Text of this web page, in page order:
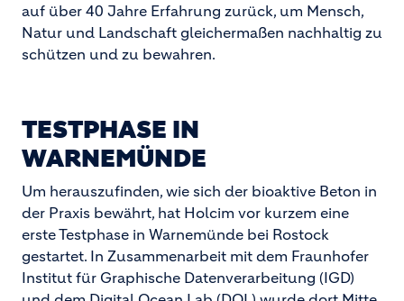
auf über 40 Jahre Erfahrung zurück, um Mensch,
Natur und Landschaft gleichermaßen nachhaltig zu
schützen und zu bewahren.
TESTPHASE IN
WARNEMÜNDE
Um herauszufinden, wie sich der bioaktive Beton in
der Praxis bewährt, hat Holcim vor kurzem eine
erste Testphase in Warnemünde bei Rostock
gestartet. In Zusammenarbeit mit dem Fraunhofer
Institut für Graphische Datenverarbeitung (IGD)